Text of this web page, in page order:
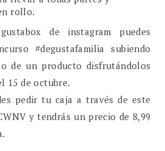
rollo.
de instagram puedes
#degustafamilia subiendo
de un producto disfrutándolos
15 de octubre.
pedir tu caja a través de este
y tendrás un precio de 8,99